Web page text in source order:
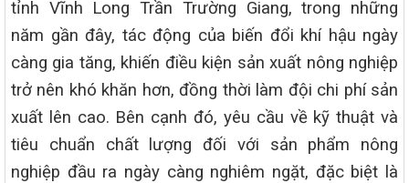
tỉnh Vĩnh Long Trần Trường Giang, trong những
năm gần đây, tác động của biến đổi khí hậu ngày
càng gia tăng, khiến điều kiện sản xuất nông nghiệp
trở nên khó khăn hơn, đồng thời làm đội chi phí sản
xuất lên cao. Bên cạnh đó, yêu cầu về kỹ thuật và
tiêu chuẩn chất lượng đối với sản phẩm nông
nghiệp đầu ra ngày càng nghiêm ngặt, đặc biệt là